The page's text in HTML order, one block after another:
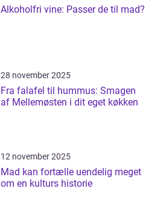
Alkoholfri vine: Passer de til mad?
28 november 2025
Fra falafel til hummus: Smagen
af Mellemøsten i dit eget køkken
12 november 2025
Mad kan fortælle uendelig meget
om en kulturs historie